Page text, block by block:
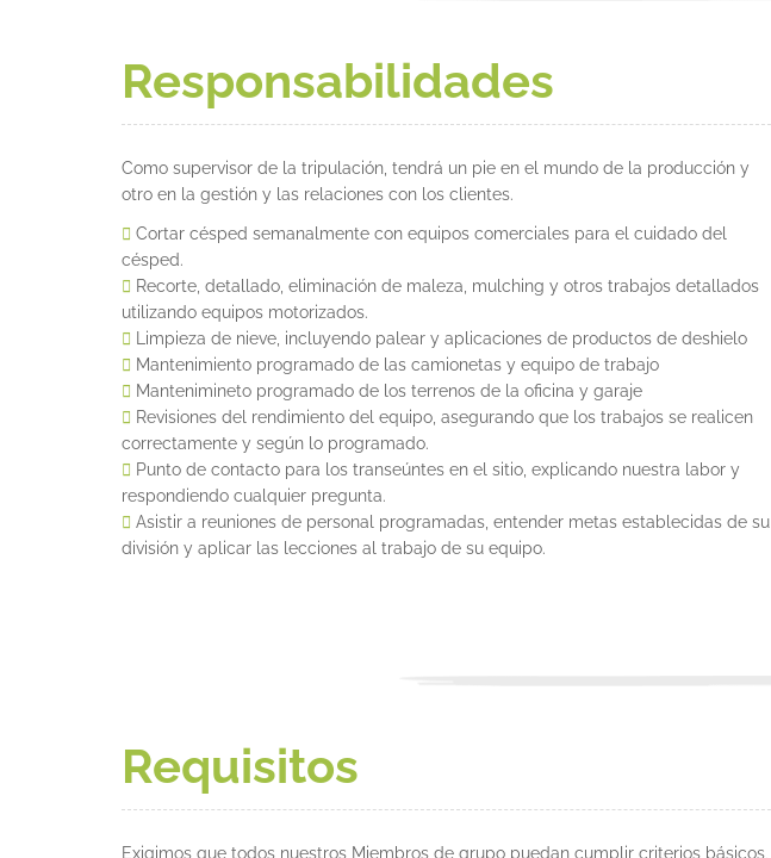
Responsabilidades
Como supervisor de la tripulación, tendrá un pie en el mundo de la producción y
otro en la gestión y las relaciones con los clientes.
Cortar césped semanalmente con equipos comerciales para el cuidado del
césped.
Recorte, detallado, eliminación de maleza, mulching y otros trabajos detallados
utilizando equipos motorizados.
Limpieza de nieve, incluyendo palear y aplicaciones de productos de deshielo
Mantenimiento programado de las camionetas y equipo de trabajo
Mantenimineto programado de los terrenos de la oficina y garaje
Revisiones del rendimiento del equipo, asegurando que los trabajos se realicen
correctamente y según lo programado.
Punto de contacto para los transeúntes en el sitio, explicando nuestra labor y
respondiendo cualquier pregunta.
Asistir a reuniones de personal programadas, entender metas establecidas de su
división y aplicar las lecciones al trabajo de su equipo.
Requisitos
Exigimos que todos nuestros Miembros de grupo puedan cumplir criterios básicos,